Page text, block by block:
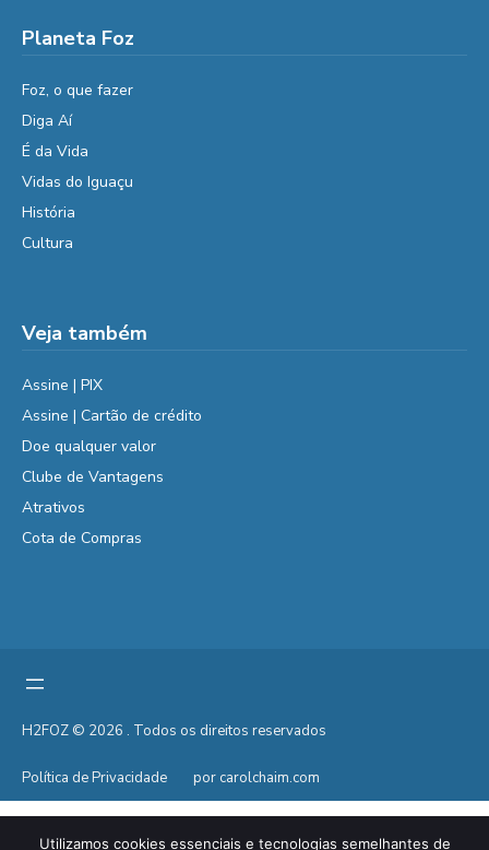
Planeta Foz
Foz, o que fazer
Diga Aí
É da Vida
Vidas do Iguaçu
História
Cultura
Veja também
Assine | PIX
Assine | Cartão de crédito
Doe qualquer valor
Clube de Vantagens
Atrativos
Cota de Compras
H2FOZ © 2026 . Todos os direitos reservados
Política de Privacidade por carolchaim.com
Utilizamos cookies essenciais e tecnologias semelhantes de